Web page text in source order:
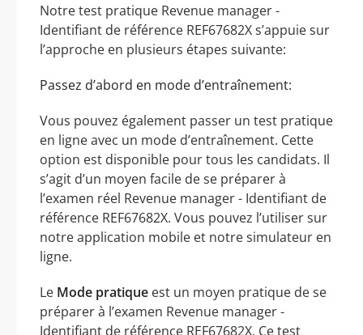
Notre test pratique Revenue manager -
Identifiant de référence REF67682X s’appuie sur
l’approche en plusieurs étapes suivante:
Passez d’abord en mode d’entraînement:
Vous pouvez également passer un test pratique
en ligne avec un mode d’entraînement. Cette
option est disponible pour tous les candidats. Il
s’agit d’un moyen facile de se préparer à
l’examen réel Revenue manager - Identifiant de
référence REF67682X. Vous pouvez l’utiliser sur
notre application mobile et notre simulateur en
ligne.
Le Mode pratique est un moyen pratique de se
préparer à l’examen Revenue manager -
Identifiant de référence REF67682X. Ce test